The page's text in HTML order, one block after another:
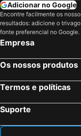
Adicionar no Google
Encontre facilmente os
resultados: adicione o
fonte preferencial no Google.
Empresa
Os nossos produtos
Termos e políticas
Suporte